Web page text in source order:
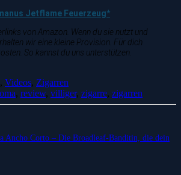
Jetflame Feuerzeug*
von Amazon. Wenn du sie nutzt und
wir eine kleine Provision. Für dich
So kannst du uns unterstützen.
, Videos, Zigarren
, review, villiger, zigarre, zigarren